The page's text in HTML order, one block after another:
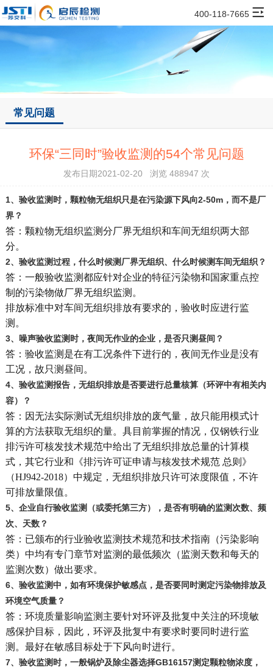
400-118-7665
常见问题
环保“三同时”验收监测的54个常见问题
发布日期2021-02-20 浏览 488947 次
1、验收监测时，颗粒物无组织只是在污染源下风向2-50m，而不是厂
界？
答：颗粒物无组织监测分厂界无组织和车间无组织两大部
分。
2、验收监测过程，什么时候测厂界无组织、什么时候测车间无组织？
答：一般验收监测都应针对企业的特征污染物和国家重点控
制的污染物做厂界无组织监测。
排放标准中对车间无组织排放有要求的，验收时应进行监
测。
3、噪声验收监测时，夜间无作业的企业，是否只测昼间？
答：验收监测是在有工况条件下进行的，夜间无作业是没有
工况，故只测昼间。
4、验收监测报告，无组织排放是否要进行总量核算（环评中有相关内
容）？
答：因无法实际测试无组织排放的废气量，故只能用模式计
算的方法获取无组织的量。具目前掌握的情况，仅钢铁行业
排污许可核发技术规范中给出了无组织排放总量的计算模
式，其它行业和《排污许可证申请与核发技术规范 总则》
（HJ942-2018）中规定，无组织排放只许可浓度限值，不许
可排放量限值。
5、企业自行验收监测（或委托第三方），是否有明确的监测次数、频
次、天数？
答：已颁布的行业验收监测技术规范和技术指南（污染影响
类）中均有专门章节对监测的最低频次（监测天数和每天的
监测次数）做出要求。
6、验收监测中，如有环境保护敏感点，是否要同时测定污染物排放及
环境空气质量？
答：环境质量影响监测主要针对环评及批复中关注的环境敏
感保护目标，因此，环评及批复中有要求时要同时进行监
测。最好在敏感目标处于下风向时进行。
7、验收监测时，一般锅炉及除尘器选择GB16157测定颗粒物浓度，